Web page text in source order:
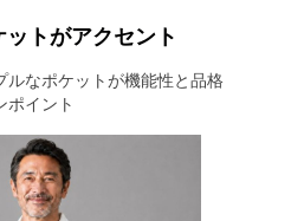
ットがアクセント
ルなポケットが機能性と品格
ポイント